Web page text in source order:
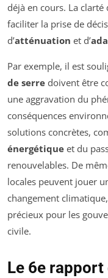
déjà en cours. La
faciliter la prise de
d’atténuation et d’
Par exemple, il est
de serre doivent être
une aggravation du
conséquences
solutions concrètes,
énergétique et du
renouvelables. De
locales peuvent jouer
changement
précieux pour les
civile.
Le 6e rapport